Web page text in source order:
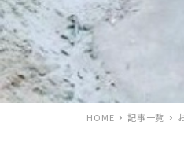
HOME 記事一覧